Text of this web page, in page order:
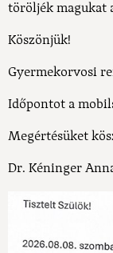
töröljék magukat
Köszönjük!
Gyermekorvosi
Időpontot a
Megértésüket
Dr. Kéninger